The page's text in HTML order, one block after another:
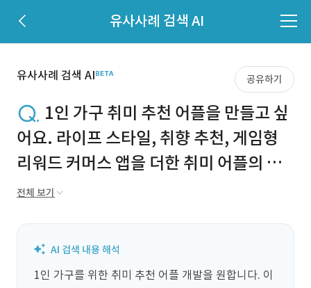
유사사례 검색 AI
유사사례 검색 AI 공유하기
1인 가구 취미 추천 어플을 만들고 싶
어요. 라이프 스타일, 취향 추천, 게임형
리워드 커머스 앱을 더한 취미 어플의 사
례와 비용을 알고 싶습니다.
전체 보기
1인 가구를 위한 취미 추천 어플 개발을 원합니다. 이